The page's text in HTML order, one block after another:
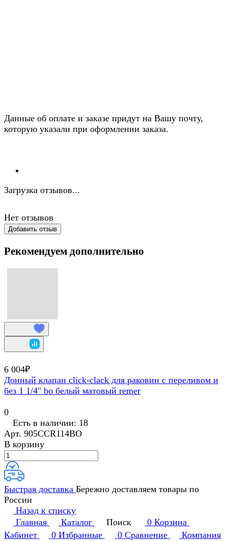
Данные об оплате и заказе придут на Вашу почту,
которую указали при оформлении заказа.
Загрузка отзывов...
Нет отзывов
Добавить отзыв
Рекомендуем дополнительно
6 004₽
Донный клапан click-clack для раковин с переливом и
без 1 1/4" bo белый матовый remer
0
Есть в наличии: 18
Арт. 905CCR114BO
В корзину
Быстрая доставка Бережно доставляем товары по
России
Назад к списку
Главная
Каталог Поиск 0 Корзина
Кабинет
0 Избранные 0 Сравнение
Компания